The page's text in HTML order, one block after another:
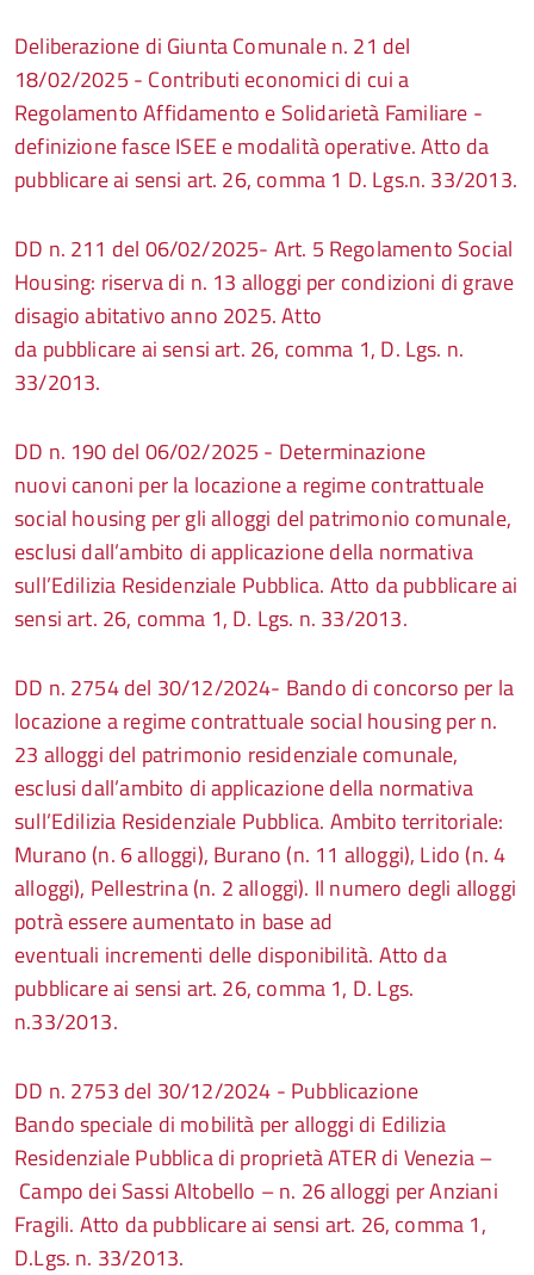
Deliberazione di Giunta Comunale n. 21 del
18/02/2025 - Contributi economici di cui a
Regolamento Affidamento e Solidarietà Familiare -
definizione fasce ISEE e modalità operative. Atto da
pubblicare ai sensi art. 26, comma 1 D. Lgs.n. 33/2013.
DD n. 211 del 06/02/2025- Art. 5 Regolamento Social
Housing: riserva di n. 13 alloggi per condizioni di grave
disagio abitativo anno 2025. Atto
da pubblicare ai sensi art. 26, comma 1, D. Lgs. n.
33/2013.
DD n. 190 del 06/02/2025 - Determinazione
nuovi canoni per la locazione a regime contrattuale
social housing per gli alloggi del patrimonio comunale,
esclusi dall’ambito di applicazione della normativa
sull’Edilizia Residenziale Pubblica. Atto da pubblicare ai
sensi art. 26, comma 1, D. Lgs. n. 33/2013.
DD n. 2754 del 30/12/2024- Bando di concorso per la
locazione a regime contrattuale social housing per n.
23 alloggi del patrimonio residenziale comunale,
esclusi dall’ambito di applicazione della normativa
sull’Edilizia Residenziale Pubblica. Ambito territoriale:
Murano (n. 6 alloggi), Burano (n. 11 alloggi), Lido (n. 4
alloggi), Pellestrina (n. 2 alloggi). Il numero degli alloggi
potrà essere aumentato in base ad
eventuali incrementi delle disponibilità. Atto da
pubblicare ai sensi art. 26, comma 1, D. Lgs.
n.33/2013.
DD n. 2753 del 30/12/2024 - Pubblicazione
Bando speciale di mobilità per alloggi di Edilizia
Residenziale Pubblica di proprietà ATER di Venezia –
Campo dei Sassi Altobello – n. 26 alloggi per Anziani
Fragili. Atto da pubblicare ai sensi art. 26, comma 1,
D.Lgs. n. 33/2013.